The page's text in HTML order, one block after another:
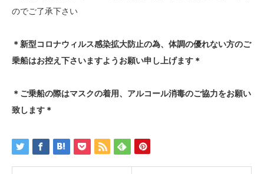
のでご了承下さい
＊新型コロナウィルス感染拡大防止の為、体調の優れない方のご
乗船はお控え下さいますようお願い申し上げます＊
＊ご乗船の際はマスクの着用、アルコール消毒のご協力をお願い
致します＊